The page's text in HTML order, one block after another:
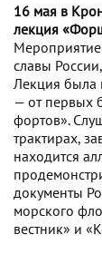
16 мая в
лекция
славы
Лекция была
— от первых
фортов».
трактирах,
находится
документы
морского
вестник» и